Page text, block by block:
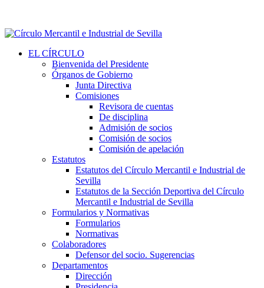
EL CÍRCULO
Bienvenida del Presidente
Órganos de Gobierno
Junta Directiva
Comisiones
Revisora de cuentas
De disciplina
Admisión de socios
Comisión de socios
Comisión de apelación
Estatutos
Estatutos del Círculo Mercantil e Industrial de
Sevilla
Estatutos de la Sección Deportiva del Círculo
Mercantil e Industrial de Sevilla
Formularios y Normativas
Formularios
Normativas
Colaboradores
Defensor del socio. Sugerencias
Departamentos
Dirección